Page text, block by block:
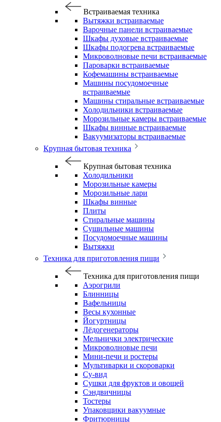
Встраиваемая техника
Вытяжки встраиваемые
Варочные панели встраиваемые
Шкафы духовые встраиваемые
Шкафы подогрева встраиваемые
Микроволновые печи встраиваемые
Пароварки встраиваемые
Кофемашины встраиваемые
Машины посудомоечные
встраиваемые
Машины стиральные встраиваемые
Холодильники встраиваемые
Морозильные камеры встраиваемые
Шкафы винные встраиваемые
Вакуумизаторы встраиваемые
Крупная бытовая техника
Крупная бытовая техника
Холодильники
Морозильные камеры
Морозильные лари
Шкафы винные
Плиты
Стиральные машины
Сушильные машины
Посудомоечные машины
Вытяжки
Техника для приготовления пищи
Техника для приготовления пищи
Аэрогрили
Блинницы
Вафельницы
Весы кухонные
Йогуртницы
Лёдогенераторы
Мельнички электрические
Микроволновые печи
Мини-печи и ростеры
Мультиварки и скороварки
Су-вид
Сушки для фруктов и овощей
Сэндвичницы
Тостеры
Упаковщики вакуумные
Фритюрницы